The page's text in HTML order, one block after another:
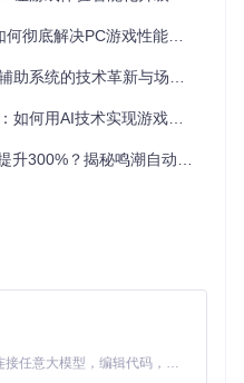
设置，无需编写任何代码
不同游戏环境
于前台，以便工具完成初始
型可以显著提高识别准确
功能获取最新的模型文件。
作流
底解决PC游戏性能痛点
统的技术革新与场景落地
技术实现游戏自动化全流程革新
揭秘鸣潮自动化工具的技术密码
Claude Code 的开源替代方案。连接任意大模型，编辑代码，运行命令，自动验证 — 全自动执行。用 Rust 构建，极致性能。 ｜ An open-source alternative to Claude Code. Connect any LLM, edit code, run commands, and verify changes — autonomously. Built in Rust for speed. Get Started